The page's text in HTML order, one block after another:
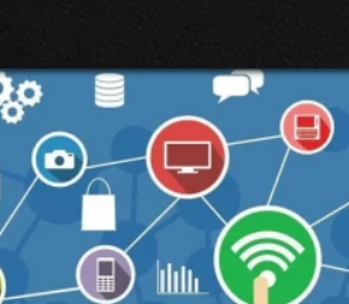
al borde del colapso.
de forma óptima mediante una